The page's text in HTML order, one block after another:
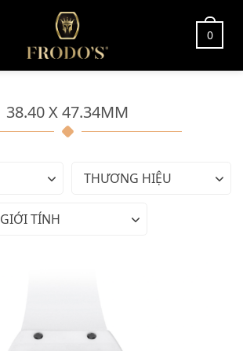
0
38.40 X 47.34MM
THƯƠNG HIỆU
GIỚI TÍNH